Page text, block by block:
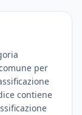
per
contiene